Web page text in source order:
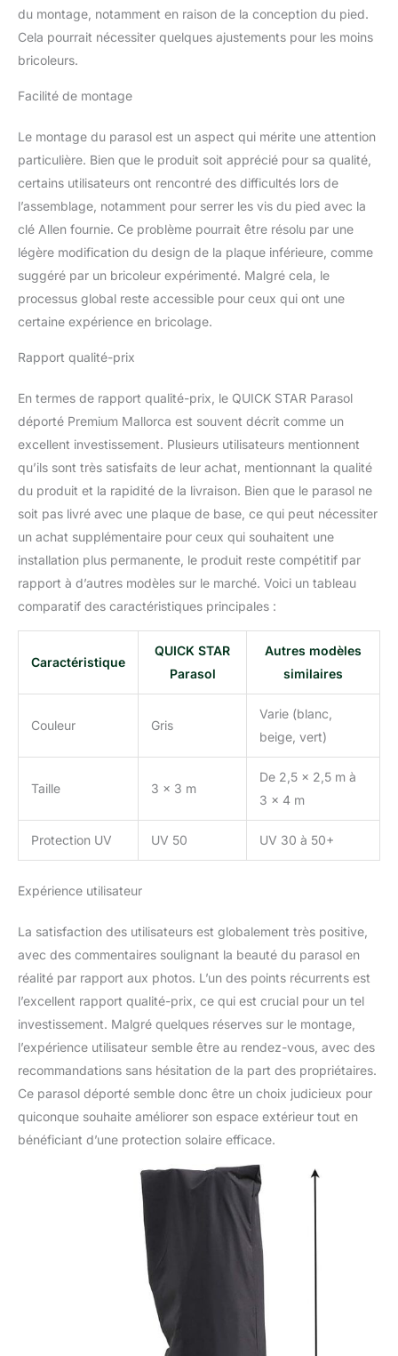
du montage, notamment en raison de la conception du pied.
Cela pourrait nécessiter quelques ajustements pour les moins
bricoleurs.
Facilité de montage
Le montage du parasol est un aspect qui mérite une attention
particulière. Bien que le produit soit apprécié pour sa qualité,
certains utilisateurs ont rencontré des difficultés lors de
l’assemblage, notamment pour serrer les vis du pied avec la
clé Allen fournie. Ce problème pourrait être résolu par une
légère modification du design de la plaque inférieure, comme
suggéré par un bricoleur expérimenté. Malgré cela, le
processus global reste accessible pour ceux qui ont une
certaine expérience en bricolage.
Rapport qualité-prix
En termes de rapport qualité-prix, le QUICK STAR Parasol
déporté Premium Mallorca est souvent décrit comme un
excellent investissement. Plusieurs utilisateurs mentionnent
qu’ils sont très satisfaits de leur achat, mentionnant la qualité
du produit et la rapidité de la livraison. Bien que le parasol ne
soit pas livré avec une plaque de base, ce qui peut nécessiter
un achat supplémentaire pour ceux qui souhaitent une
installation plus permanente, le produit reste compétitif par
rapport à d’autres modèles sur le marché. Voici un tableau
comparatif des caractéristiques principales :
Caractéristique
QUICK STAR
Parasol
Autres modèles
similaires
Couleur Gris
Varie (blanc,
beige, vert)
Taille 3 x 3 m
De 2,5 x 2,5 m à
3 x 4 m
Protection UV UV 50 UV 30 à 50+
Expérience utilisateur
La satisfaction des utilisateurs est globalement très positive,
avec des commentaires soulignant la beauté du parasol en
réalité par rapport aux photos. L’un des points récurrents est
l’excellent rapport qualité-prix, ce qui est crucial pour un tel
investissement. Malgré quelques réserves sur le montage,
l’expérience utilisateur semble être au rendez-vous, avec des
recommandations sans hésitation de la part des propriétaires.
Ce parasol déporté semble donc être un choix judicieux pour
quiconque souhaite améliorer son espace extérieur tout en
bénéficiant d’une protection solaire efficace.